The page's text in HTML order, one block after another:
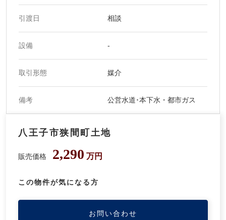
引渡日 相談
設備 -
取引形態 媒介
備考 公営水道･本下水・都市ガス
八王子市狭間町土地
販売価格 2,290 万円
この物件が気になる方
お問い合わせ